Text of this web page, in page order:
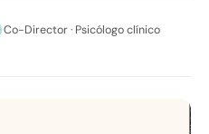
·Co-Director · Psicólogo clínico